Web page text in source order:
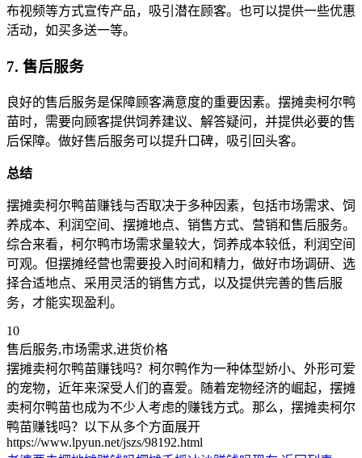
布视频等方式宣传产品，吸引潜在顾客。也可以提供一些优惠
活动，如买多送一等。
7. 售后服务
良好的售后服务是保障顾客满意度的重要因素。摆摊卖柯尔鸭
苗时，需要向顾客提供饲养建议、解答疑问，并提供必要的售
后保障。做好售后服务可以提升口碑，吸引回头客。
总结
摆摊卖柯尔鸭苗赚钱与否取决于多种因素，包括市场需求、饲
养成本、利润空间、摆摊地点、销售方式、营销和售后服务。
综合来看，柯尔鸭市场需求量较大，饲养成本较低，利润空间
可观。但摆摊经营也需要投入时间和精力，做好市场调研、选
择合适地点、采用灵活的销售方式，以及提供完善的售后服
务，才能实现盈利。
10
售后服务,市场需求,进货价格
摆摊卖柯尔鸭苗赚钱吗？柯尔鸭作为一种体型娇小、外形可爱
的宠物，近年来深受人们的喜爱。随着宠物经济的崛起，摆摊
卖柯尔鸭苗也成为不少人考虑的赚钱方式。那么，摆摊卖柯尔
鸭苗赚钱吗？以下从多个方面展开
https://www.lpyun.net/jszs/98192.html